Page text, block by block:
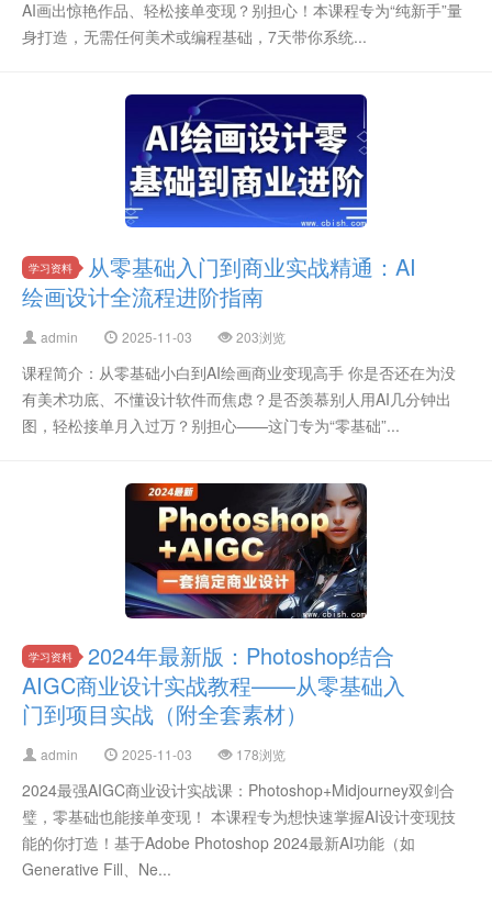
AI画出惊艳作品、轻松接单变现？别担心！本课程专为“纯新手”量
身打造，无需任何美术或编程基础，7天带你系统...
学习资料
从零基础入门到商业实战精通：AI
绘画设计全流程进阶指南
admin 2025-11-03 203浏览
课程简介：从零基础小白到AI绘画商业变现高手 你是否还在为没
有美术功底、不懂设计软件而焦虑？是否羡慕别人用AI几分钟出
图，轻松接单月入过万？别担心——这门专为“零基础”...
学习资料
2024年最新版：Photoshop结合
AIGC商业设计实战教程——从零基础入
门到项目实战（附全套素材）
admin 2025-11-03 178浏览
2024最强AIGC商业设计实战课：Photoshop+Midjourney双剑合
璧，零基础也能接单变现！ 本课程专为想快速掌握AI设计变现技
能的你打造！基于Adobe Photoshop 2024最新AI功能（如
Generative Fill、Ne...